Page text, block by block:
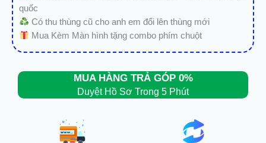
quốc
Có thu thùng cũ cho anh em đổi lên thùng mới
Mua Kèm Màn hình tặng combo phím chuột
MUA HÀNG TRẢ GÓP 0%
Duyệt Hồ Sơ Trong 5 Phút